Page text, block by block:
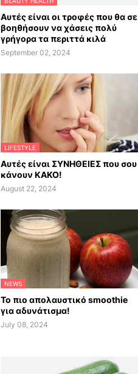
Αυτές είναι οι τροφές που θα σε
βοηθήσουν να χάσεις πολύ
γρήγορα τα περιττά κιλά
September 02, 2024
LIFESTYLE
Αυτές είναι ΣΥΝΗΘΕΙΕΣ που σου
κάνουν ΚΑΚΟ!
August 22, 2024
NEWS
Το πιο απολαυστικό smoothie
για αδυνάτισμα!
July 08, 2024